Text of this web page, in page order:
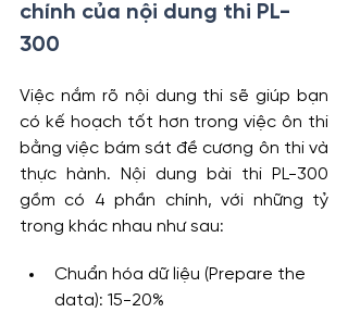
chính của nội dung thi PL-
300
Việc nắm rõ nội dung thi sẽ giúp bạn
có kế hoạch tốt hơn trong việc ôn thi
bằng việc bám sát đề cương ôn thi và
thực hành. Nội dung bài thi PL-300
gồm có 4 phần chính, với những tỷ
trong khác nhau như sau:
Chuẩn hóa dữ liệu (Prepare the
data): 15-20%